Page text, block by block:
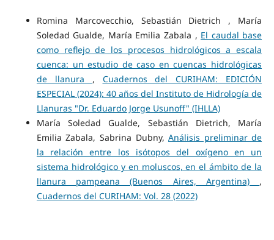
Romina Marcovecchio, Sebastián Dietrich , María
Soledad Gualde, María Emilia Zabala , El caudal base
como reflejo de los procesos hidrológicos a escala
cuenca: un estudio de caso en cuencas hidrológicas
de llanura , Cuadernos del CURIHAM: EDICIÓN
ESPECIAL (2024): 40 años del Instituto de Hidrología de
Llanuras "Dr. Eduardo Jorge Usunoff" (IHLLA)
María Soledad Gualde, Sebastián Dietrich, María
Emilia Zabala, Sabrina Dubny,Análisis preliminar de
la relación entre los isótopos del oxígeno en un
sistema hidrológico y en moluscos, en el ámbito de la
llanura pampeana (Buenos Aires, Argentina) ,
Cuadernos del CURIHAM: Vol. 28 (2022)